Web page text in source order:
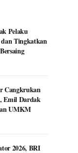
Pelaku
Tingkatkan
Cangkrukan
Emil Dardak
UMKM
2026, BRI